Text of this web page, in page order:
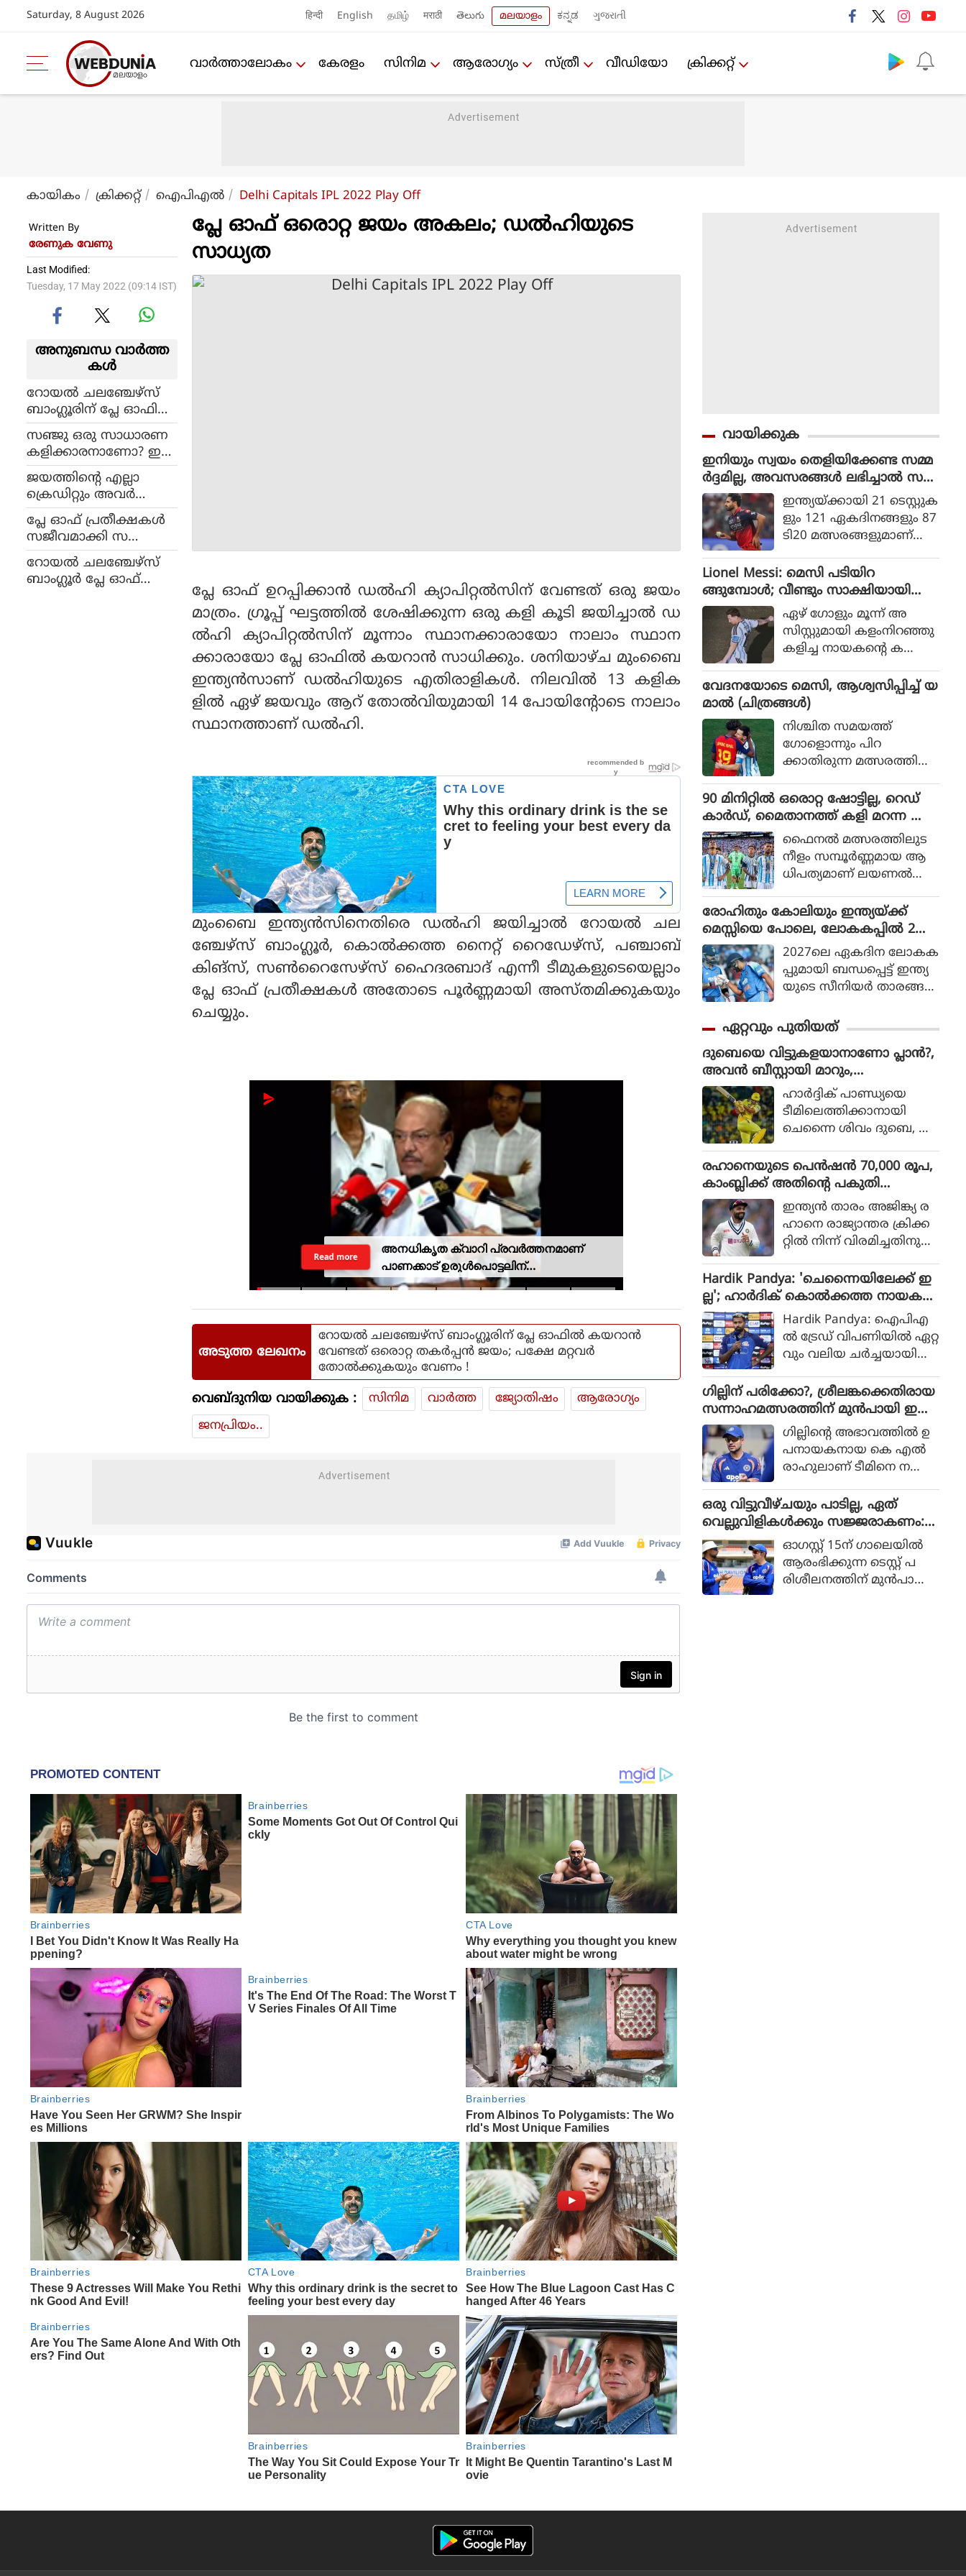
Saturday, 8 August 2026 हिन्दी English தமிழ் मराठी తెలుగు മലയാളം ಕನ್ನಡ ગુજરાતી
വാര്‍ത്താലോകം കേരളം സിനിമ ആരോഗ്യം സ്ത്രീ വീഡിയോ ക്രിക്കറ്റ്‌
കായികം ക്രിക്കറ്റ്‌ ഐപിഎല്‍ Delhi Capitals IPL 2022 Play Off
Written By
രേണുക വേണു
Last Modified:
Tuesday, 17 May 2022 (09:14 IST)
അനുബന്ധ വാര്‍ത്ത
കള്‍
റോയല്‍ ചലഞ്ചേഴ്‌സ്
ബാംഗ്ലൂരിന് പ്ലേ ഓഫില്‍
കയറാന്‍ വേണ്ടത് ഒ
രൊറ്റ തകര്‍പ്പന്‍ ജയം;
പക്ഷേ മറ്റവര്‍
തോല്‍ക്കുകയും
വേണം !
സഞ്ജു ഒരു സാധാരണ
കളിക്കാരനാണോ? ഇ
ങ്ങനെ കണ്ടില്ലെന്ന് ന
ടിക്കുന്നത് എന്തിനാണ് !
ജയത്തിന്റെ എല്ലാ
ക്രെഡിറ്റും അവർ
ക്കാണ്: വിജയത്തിന്
പിന്നാലെ വാചാലനായി
സഞ്ജു സാംസൺ
പ്ലേ ഓഫ് പ്രതീക്ഷകള്‍
സജീവമാക്കി സ
ഞ്ജുവിന്റെ രാജസ്ഥാന്‍;
പോയിന്റ് പട്ടികയില്‍ ര
ണ്ടാം സ്ഥാനത്തേക്ക്
റോയല്‍ ചലഞ്ചേഴ്‌സ്
ബാംഗ്ലൂര്‍ പ്ലേ ഓഫ്
പ്ലേ ഓഫ് ഒരൊറ്റ ജയം അകലം; ഡല്‍ഹിയുടെ
സാധ്യത
പ്ലേ ഓഫ് ഉറപ്പിക്കാന്‍ ഡല്‍ഹി ക്യാപിറ്റല്‍സിന് വേണ്ടത് ഒരു ജയം
മാത്രം. ഗ്രൂപ്പ് ഘട്ടത്തില്‍ ശേഷിക്കുന്ന ഒരു കളി കൂടി ജയിച്ചാല്‍ ഡ
ല്‍ഹി ക്യാപിറ്റല്‍സിന് മൂന്നാം സ്ഥാനക്കാരായോ നാലാം സ്ഥാന
ക്കാരായോ പ്ലേ ഓഫില്‍ കയറാന്‍ സാധിക്കും. ശനിയാഴ്ച മുംബൈ
ഇന്ത്യന്‍സാണ് ഡല്‍ഹിയുടെ എതിരാളികള്‍. നിലവില്‍ 13 കളിക
ളില്‍ ഏഴ് ജയവും ആറ് തോല്‍വിയുമായി 14 പോയിന്റോടെ നാലാം
സ്ഥാനത്താണ് ഡല്‍ഹി.
മുംബൈ ഇന്ത്യന്‍സിനെതിരെ ഡല്‍ഹി ജയിച്ചാല്‍ റോയല്‍ ചല
ഞ്ചേഴ്‌സ് ബാംഗ്ലൂര്‍, കൊല്‍ക്കത്ത നൈറ്റ് റൈഡേഴ്‌സ്, പഞ്ചാബ്
കിങ്‌സ്, സണ്‍റൈസേഴ്‌സ് ഹൈദരബാദ് എന്നീ ടീമുകളുടെയെല്ലാം
പ്ലേ ഓഫ് പ്രതീക്ഷകള്‍ അതോടെ പൂര്‍ണ്ണമായി അസ്തമിക്കുകയും
ചെയ്യും.
അനധികൃത ക്വാറി പ്രവര്‍ത്തനമാണ്
പാണക്കാട് ഉരുള്‍പൊട്ടലിന്
കാരണമായതെന്ന് മന്ത്രി പികെ
Read more
അടുത്ത ലേഖനം
റോയല്‍ ചലഞ്ചേഴ്‌സ് ബാംഗ്ലൂരിന് പ്ലേ ഓഫില്‍ കയറാന്‍
വേണ്ടത് ഒരൊറ്റ തകര്‍പ്പന്‍ ജയം; പക്ഷേ മറ്റവര്‍
തോല്‍ക്കുകയും വേണം !
വെബ്ദുനിയ വായിക്കുക : സിനിമ വാര്‍ത്ത ജ്യോതിഷം
ആരോഗ്യം
ജനപ്രിയം..
വായിക്കുക
ഇനിയും സ്വയം തെളിയിക്കേണ്ട സമ്മ
ർദ്ദമില്ല, അവസരങ്ങൾ ലഭിച്ചാൽ സ
ന്തോഷം അത്രമാത്രം : ഭുവനേശ്വർ
കുമാർ
ഇന്ത്യയ്ക്കായി 21 ടെസ്റ്റുക
ളും 121 ഏകദിനങ്ങളും 87
ടി20 മത്സരങ്ങളുമാണ്
ളിച്ചിട്ടുള്ളത്.
Lionel Messi: മെസി പടിയിറ
ങ്ങുമ്പോൾ; വീണ്ടും സാക്ഷിയായി
മെറ്റ്‌ലൈഫ് ഏഴ് ഗോളും മൂന്ന് അ
സിസ്റ്റുമായി കളംനിറഞ്ഞു
കളിച്ച നായകന്റെ ക
36 വർഷങ്ങൾക്കു ശേഷം
വിശ്വകിരീടം
വേദനയോടെ മെസി, ആശ്വസിപ്പിച്ച് യ
മാൽ (ചിത്രങ്ങൾ)
നിശ്ചിത സമയത്ത്
ഗോളൊന്നും പിറ
ക്കാതിരുന്ന മത്സരത്തിൽ
സ്‌പെയിൻ ഗോൾ നേടിയ
ത്
90 മിനിറ്റിൽ ഒരൊറ്റ ഷോട്ടില്ല, റെഡ്
കാർഡ്, മൈതാനത്ത് കളി മറന്ന അർ
ജൻ്റീന, സ്പെയിനിന് മാത്രം അർഹത
പ്പെട്ട കിരീടം
ഫൈനല്‍ മത്സരത്തിലുട
നീളം സമ്പൂര്‍ണ്ണമായ ആ
ധിപത്യമാണ് ലയണല്‍
യുടെ മുകളില്‍ സ്‌പെയിന്‍
ചെലുത്തിയത്.
രോഹിതും കോലിയും ഇന്ത്യയ്ക്ക്
മെസ്സിയെ പോലെ, ലോകകപ്പിൽ 2
പേരും കളിക്കണമെന്ന് മുഹമ്മദ്
കൈഫ്
2027ലെ ഏകദിന ലോകക
പ്പുമായി ബന്ധപ്പെട്ട് ഇന്ത്യ
യുടെ സീനിയര്‍ താരങ്ങ
യുടെയും വിരാട്
കോലിയുടെയും ഭാവിയെ
സംബന്ധിച്ചുള്ള ചര്‍ച്ചകള്‍
കൊഴുക്കുന്നതിനിടെ വിഷ
യത്തില്‍ പ്രതികരണ
വുമായി മുന്‍ ഇന്ത്യന്‍
താരം മുഹമ്മദ് കൈഫ്.
ഏറ്റവും പുതിയത്
ദുബെയെ വിട്ടുകളയാനാണോ പ്ലാൻ?,
അവൻ ബീസ്റ്റായി മാറും,
ചെന്നൈയ്ക്ക് മുന്നറിയിപ്പ് നൽകി അ
ശ്വിൻ
ഹാര്‍ദ്ദിക് പാണ്ഡ്യയെ
ടീമിലെത്തിക്കാനായി
ചെന്നൈ ശിവം ദുബെ, ഖ
ങ്ങളെ വിട്ടുനല്‍കുമെന്ന്
കഴിഞ്ഞ ദിവസങ്ങളില്‍
റിപ്പോര്‍ട്ടുക
ളുണ്ടായിരുന്നു. എന്നാല്‍
ചെന്നൈ ദുബെയെ
കൈവിട്ടാല്‍ അതൊരു വ
ലിയ നഷ്ടമാകുമെന്നാണ്
മുന്‍ ചെന്നൈ സൂപ്പര്‍
കിങ്ങ്‌സ് താരം കൂടിയായ
ആര്‍ അശ്വിന്‍ പറയുന്നത്.
രഹാനെയുടെ പെൻഷൻ 70,000 രൂപ,
കാംബ്ലിക്ക് അതിന്റെ പകുതി
പോലുമില്ല; കാരണം ഇതാണ്
ഇന്ത്യൻ താരം അജിങ്ക്യ ര
ഹാനെ രാജ്യാന്തര ക്രിക്ക
റ്റിൽ നിന്ന് വിരമിച്ചതിനു
യുടെ പെൻഷൻ സമ്പ്ര
ദായമാണ് സമൂഹമാധ്യമ
ങ്ങളിൽ ചർച്ച. ര
ഹാനെയ്ക്ക് ബിസിസിഐ
യുടെ 70,000 രൂപയാണ് പ്ര
തിമാസ പെൻഷൻ ആയി
ലഭിക്കുകയെന്ന് നേരത്തെ
റിപ്പോർട്ടുക
ളുണ്ടായിരുന്നു.
Hardik Pandya: 'ചെന്നൈയിലേക്ക് ഇ
ല്ല'; ഹാർദിക് കൊൽക്കത്ത നായക
ൻ?
Hardik Pandya: ഐപിഎ
ൽ ട്രേഡ് വിപണിയിൽ ഏറ്റ
വും വലിയ ചർച്ചയായി
ന്ത്യയുടെ ഓൾറൗണ്ടർ
ഹാർദിക് പാണ്ഡ്യ. നില
വിൽ മുംബൈ ഇന്ത്യൻ
നായകനായ ഹാർദിക് അ
ടുത്ത സീസണിൽ മറ്റൊരു
ടീമിനൊപ്പമായിരിക്കുമെന്ന്
ഏറെക്കുറെ ഉറപ്പായി. എ
ന്നാൽ ആ ടീം ഏ
തായിരിക്കും?
ഗില്ലിന് പരിക്കോ?, ശ്രീലങ്കക്കെതിരായ
സന്നാഹമത്സരത്തിന് മുൻപായി ഇന്ത്യ
ക്ക് കനത്ത തിരിച്ചടിഗില്ലിന്റെ അഭാവത്തില്‍ ഉ
പനായകനായ കെ എല്‍
രാഹുലാണ് ടീമിനെ ന
ന്ന നെറ്റ്‌സ്
പ്രാക്ടീസിനിടെയാണ്
ഗില്ലിന്റെ വിരലിന് പ
രിക്കേറ്റത്.
ഒരു വിട്ടുവീഴ്ചയും പാടില്ല, ഏത്
വെല്ലുവിളികൾക്കും സജ്ജരാകണം:
ശ്രീലങ്കൻ പരമ്പരയ്ക്ക് മുൻപെ ക
ളിക്കാർക്ക് മുന്നറിയിപ്പുമായി ഗംഭീർ
ഓഗസ്റ്റ് 15ന് ഗാലെയില്‍
ആരംഭിക്കുന്ന ടെസ്റ്റ് പ
രിശീലനത്തിന് മുന്‍പായി